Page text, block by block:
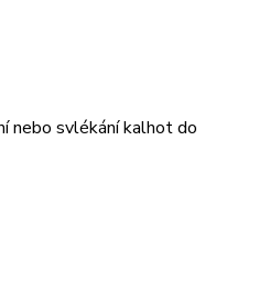
nebo svlékání kalhot do